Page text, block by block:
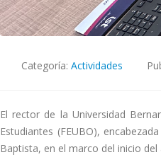
Categoría: Actividades
El rector de la Universidad
Estudiantes (FEUBO),
Baptista, en el marco del inicio